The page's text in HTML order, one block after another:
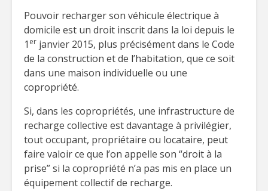
Pouvoir recharger son véhicule électrique à
domicile est un droit inscrit dans la loi depuis le
1 er janvier 2015, plus précisément dans le Code
de la construction et de l’habitation, que ce soit
dans une maison individuelle ou une
copropriété.
Si, dans les copropriétés, une infrastructure de
recharge collective est davantage à privilégier,
tout occupant, propriétaire ou locataire, peut
faire valoir ce que l’on appelle son “droit à la
prise” si la copropriété n’a pas mis en place un
équipement collectif de recharge.